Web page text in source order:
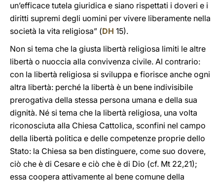
un’efficace tutela giuridica e siano rispettati i doveri e i
diritti supremi degli uomini per vivere liberamente nella
società la vita religiosa” (DH 15).
Non si tema che la giusta libertà religiosa limiti le altre
libertà o nuoccia alla convivenza civile. Al contrario:
con la libertà religiosa si sviluppa e fiorisce anche ogni
altra libertà: perché la libertà è un bene indivisibile
prerogativa della stessa persona umana e della sua
dignità. Né si tema che la libertà religiosa, una volta
riconosciuta alla Chiesa Cattolica, sconfini nel campo
della libertà politica e delle competenze proprie dello
Stato: la Chiesa sa ben distinguere, come suo dovere,
ciò che è di Cesare e ciò che è di Dio (cf. Mt 22,21);
essa coopera attivamente al bene comune della